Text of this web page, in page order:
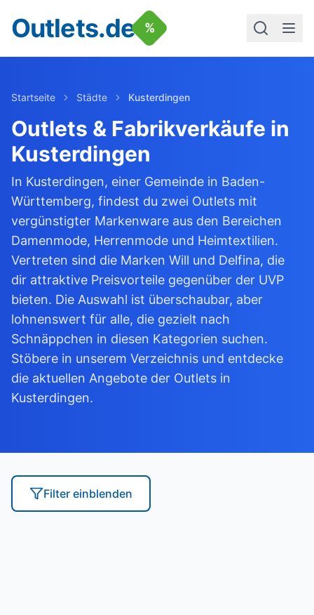
Outlets.de %
Startseite Städte Kusterdingen
Outlets & Fabrikverkäufe in
Kusterdingen
In Kusterdingen, einer Gemeinde in Baden-
Württemberg, findest du zwei Outlets mit
vergünstigter Markenware aus den Bereichen
Damenmode, Herrenmode und Heimtextilien.
Vertreten sind die Marken Will und Delfina, die
dir attraktive Preisvorteile gegenüber der UVP
bieten. Die Auswahl ist überschaubar, aber
lohnenswert für alle, die gezielt nach
Schnäppchen in diesen Kategorien suchen.
Stöbere in unserem Verzeichnis und entdecke
die aktuellen Angebote der Outlets in
Kusterdingen.
Filter einblenden